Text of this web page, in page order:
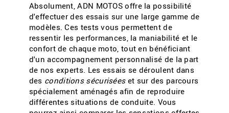
Absolument, ADN MOTOS offre la possibilité
d'effectuer des essais sur une large gamme de
modèles. Ces tests vous permettent de
ressentir les performances, la maniabilité et le
confort de chaque moto, tout en bénéficiant
d'un accompagnement personnalisé de la part
de nos experts. Les essais se déroulent dans
des conditions sécuriséeset sur des parcours
spécialement aménagés afin de reproduire
différentes situations de conduite. Vous